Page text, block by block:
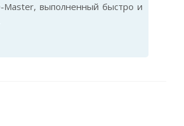
Master, выполненный быстро и